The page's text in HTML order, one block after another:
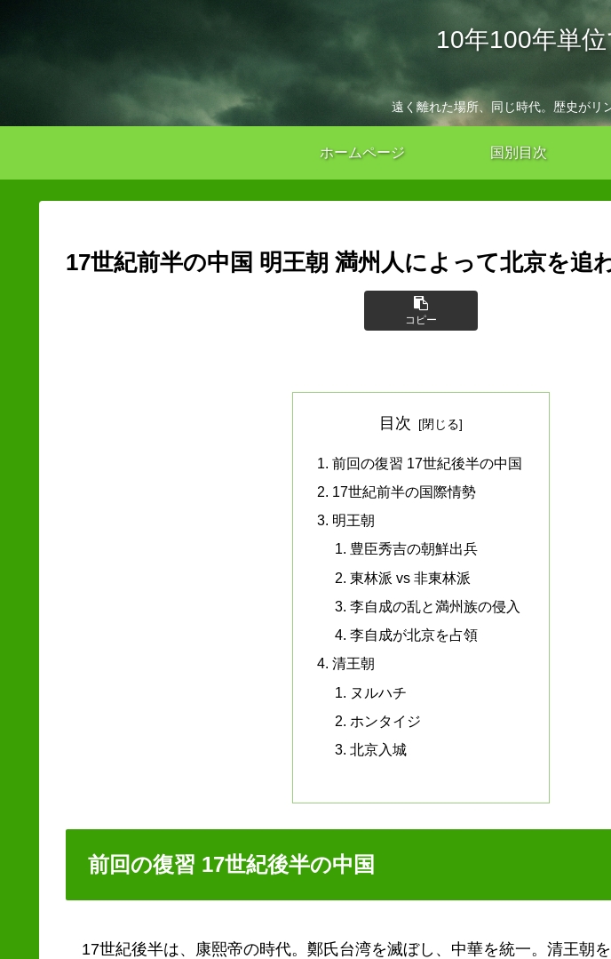
10年100年単
遠く離れた場所、同じ時代。歴史がリ
ホームページ 国別目次
17世紀前半の中国 明王朝 満州人によって北京を追
コピー
目次
前回の復習 17世紀後半の中国
17世紀前半の国際情勢
明王朝
豊臣秀吉の朝鮮出兵
東林派 vs 非東林派
李自成の乱と満州族の侵入
李自成が北京を占領
清王朝
ヌルハチ
ホンタイジ
北京入城
前回の復習 17世紀後半の中国
17世紀後半は、康熙帝の時代。鄭氏台湾を滅ぼし、中華を統一。清王朝